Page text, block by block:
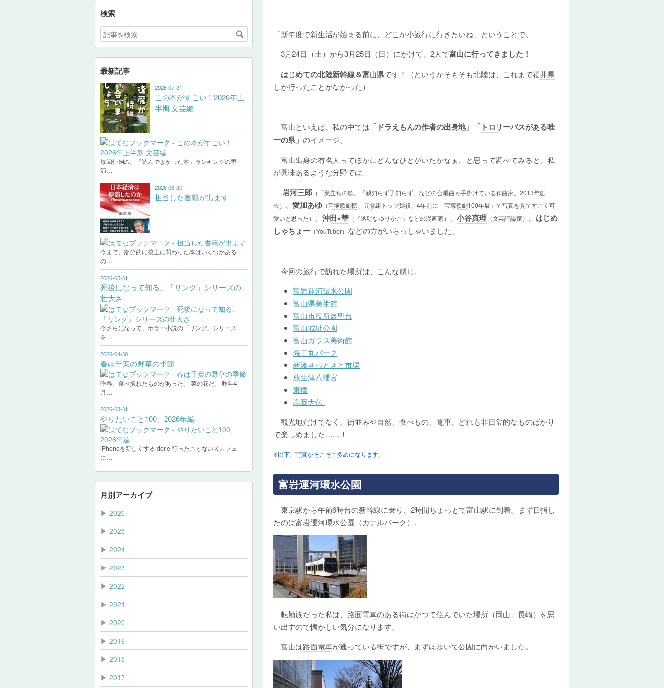
「新年度で新生活が始まる前に、どこか小旅行に行きたいね」ということで。
3月24日（土）から3月25日（日）にかけて、2人で富山に行ってきました！
はじめての北陸新幹線＆富山県です！（というかそもそも北陸は、これまで福井県
しか行ったことがなかった）
富山といえば、私の中では 「 ドラえもんの作者の出身地」「 トロリーバスがある唯
一の県」 のイメージ。
富山出身の有名人ってほかにどんなひとがいたかなぁ、と思って調べてみると、私
が興味あるような分野では、
岩河三郎 （「巣立ちの歌」「親知らず子知らず」などの合唱曲も手掛けている作曲家。2013年逝
去）
愛加あゆ （宝塚歌劇団 、元雪組 トップ娘役。4年前に「宝塚歌劇100年展」で写真を見てすごく可
愛いと思った）
沖田×華 （『透明なゆりかご』などの漫画家） 小谷真理 （文芸評論家）
はじめ
しゃちょー （YouTuber） などの方がいらっしゃいました。
今回の旅行で訪れた場所は、こんな感じ。
富岩運河環水公園
富山県美術館
富山市役所展望台
富山城址公園
富山ガラス美術館
海王丸パーク
新湊きっときと市場
放生津八幡宮
東橋
高岡大仏
観光地だけでなく、街並みや自然、食べもの、電車、どれも非日常的なものばかり
で楽しめました……！
※以下、写真がそこそこ多めになります。
富岩運河環水公園
東京駅から午前6時台の新幹線に乗り、2時間ちょっとで富山駅に到着。まず目指し
たのは富岩運河環水公園（カナルパーク）。
転勤族だった私は、 路面電車のある街はかつて住んでいた場所（岡山、長崎）を思
い出すので懐かしい気分になります。
富山は路面電車が通っている街ですが、まずは歩いて公園に向かいました。
検索
最新記事
2026-07-31
この本がすごい！2026年上
半期 文芸編
毎回恒例の、「読んでよかった本」ランキングの季
節…
2026-06-30
担当した書籍が出ます
今まで、部分的に校正に関わった本はいくつかある
の…
2026-05-31
死後になって知る、「リング」シリーズの
壮大さ
今さらになって、ホラー小説の「リング」シリーズ
を…
2026-04-30
春は千葉の野草の季節
昨春、食べ損ねたものがあった。 菜の花だ。 昨年4
月…
2026-03-31
やりたいこと100、2026年編
iPhoneを新しくする done 行ったことない犬カフェ
に…
月別アーカイブ
▶ 2026
▶ 2025
▶ 2024
▶ 2023
▶ 2022
▶ 2021
▶ 2020
▶ 2019
▶ 2018
▶ 2017